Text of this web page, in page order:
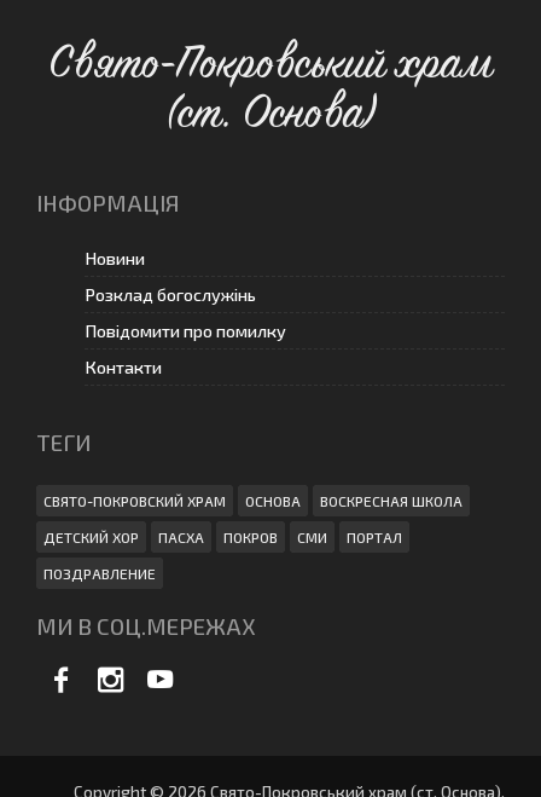
Свято-Покровський храм
(ст. Основа)
ІНФОРМАЦІЯ
Новини
Розклад богослужінь
Повідомити про помилку
Контакти
ТЕГИ
СВЯТО-ПОКРОВСКИЙ ХРАМ ОСНОВА ВОСКРЕСНАЯ ШКОЛА
ДЕТСКИЙ ХОР ПАСХА ПОКРОВ СМИ ПОРТАЛ
ПОЗДРАВЛЕНИЕ
МИ В СОЦ.МЕРЕЖАХ
Copyright © 2026 Свято-Покровський храм (ст. Основа).